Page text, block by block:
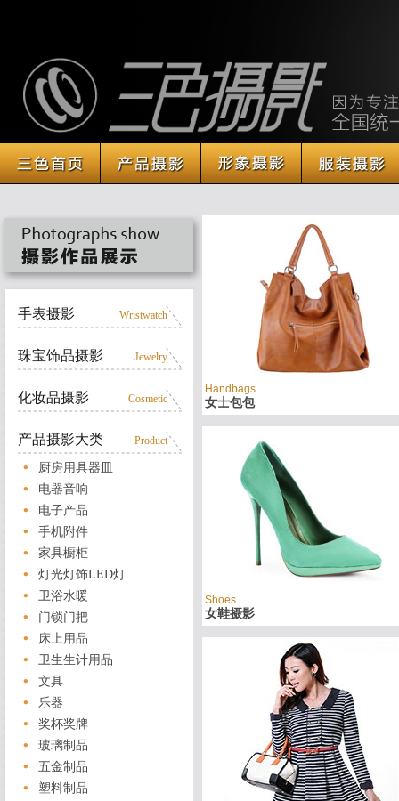
手表摄影 Wristwatch
珠宝饰品摄影 Jewelry
化妆品摄影 Cosmetic
产品摄影大类 Product
厨房用具器皿
电器音响
电子产品
手机附件
家具橱柜
灯光灯饰LED灯
卫浴水暖
门锁门把
床上用品
卫生生计用品
文具
乐器
奖杯奖牌
玻璃制品
五金制品
塑料制品
Handbags
女士包包
Shoes
女鞋摄影